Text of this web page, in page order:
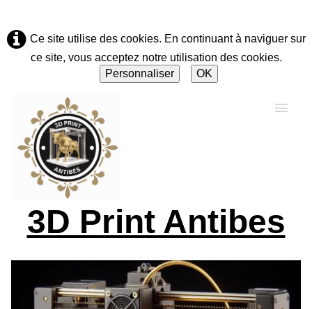
Ce site utilise des cookies. En continuant à naviguer sur
ce site, vous acceptez notre utilisation des cookies.
Personnaliser
OK
Accueil
Solutions & Réparations▼
3D Print Antibes